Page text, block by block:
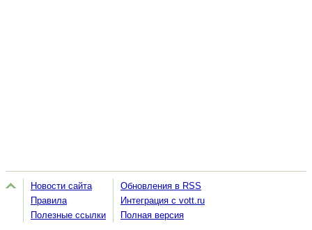
Новости сайта
Правила
Полезные ссылки
Обновления в RSS
Интеграция с vott.ru
Полная версия